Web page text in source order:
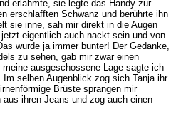
erlahmte, sie legte das Handy zur
erschlafften Schwanz und berührte ihn
sie inne, sah mir direkt in die Augen
eigentlich auch nackt sein und von
wurde ja immer bunter! Der Gedanke,
zu sehen, gab mir zwar einen
ausgeschossene Lage sagte ich
selben Augenblick zog sich Tanja ihr
Brüste sprangen mir
ihren Jeans und zog auch einen